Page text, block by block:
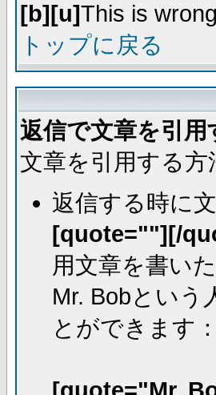
[b][u]This is wrong
トップに戻る
返信で文章を引用
文章を引用する
返信する時に
[quote=""][/
用文章を書い
Mr. Bobという
とができます：